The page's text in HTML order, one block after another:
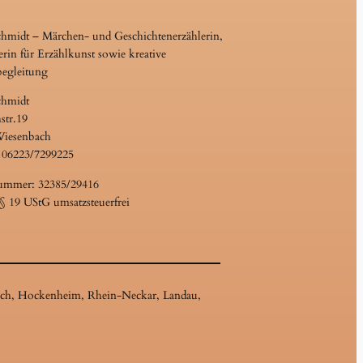
– Märchen- und Geschichtenerzählerin,
für Erzählkunst sowie kreative
7299225
32385/29416
19 UStG umsatzsteuerfrei
Hockenheim, Rhein-Neckar, Landau,